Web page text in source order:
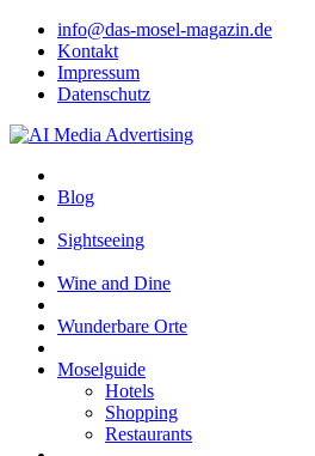
info@das-mosel-magazin.de
Kontakt
Impressum
Datenschutz
Blog
Sightseeing
Wine and Dine
Wunderbare Orte
Moselguide
Hotels
Shopping
Restaurants